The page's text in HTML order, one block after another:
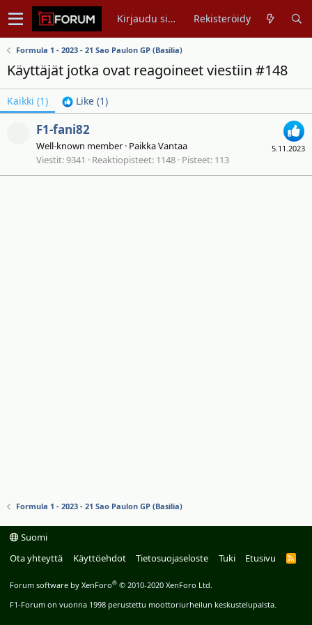
Kirjaudu sisään Rekisteröidy
Formula 1 - 2023 - 21 Sao Paulon GP (Basilia)
Käyttäjät jotka ovat reagoineet viestiin #148
Kaikki (1) Like (1)
5.11.2023
F1-fani82
Well-known member · PaikkaVantaa
Viestit 9341 Reaktiopisteet 1148 Pisteet 113
Formula 1 - 2023 - 21 Sao Paulon GP (Basilia)
Suomi
Ota yhteyttä
Käyttöehdot Tietosuojaseloste Tuki Etusivu
R
Forum software by XenForo® © 2010-2020 XenForo Ltd.
F1-Forum on vuonna 1998 perustettu moottoriurheilun keskustelupalsta.